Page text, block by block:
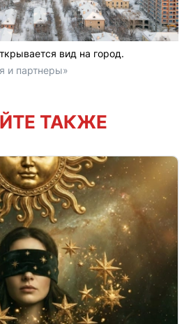
вид на город.
и партнеры»
ТАКЖЕ